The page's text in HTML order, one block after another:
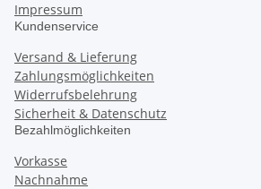
Impressum
Kundenservice
Versand & Lieferung
Zahlungsmöglichkeiten
Widerrufsbelehrung
Sicherheit & Datenschutz
Bezahlmöglichkeiten
Vorkasse
Nachnahme